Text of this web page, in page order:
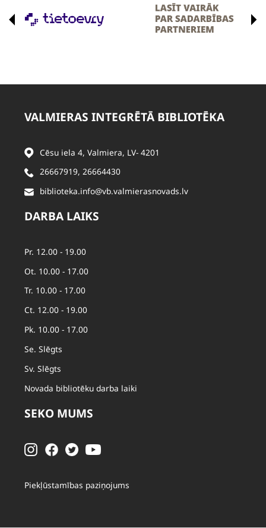
VALMIERAS INTEGRĒTĀ BIBLIOTĒKA
Cēsu iela 4, Valmiera, LV- 4201
26667919, 26664430
biblioteka.info@vb.valmierasnovads.lv
DARBA LAIKS
Pr. 12.00 - 19.00
Ot. 10.00 - 17.00
Tr. 10.00 - 17.00
Ct. 12.00 - 19.00
Pk. 10.00 - 17.00
Se. Slēgts
Sv. Slēgts
Novada bibliotēku darba laiki
SEKO MUMS
Piekļūstamības paziņojums